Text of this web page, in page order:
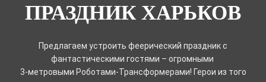
ПРАЗДНИК ХАРЬКОВ
Предлагаем устроить феерический праздник с
фантастическими гостями – огромными
3-метровыми Роботами-Трансформерами! Герои из того